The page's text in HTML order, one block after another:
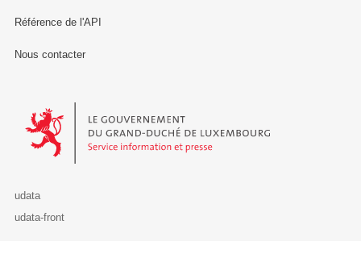
Référence de l'API
Nous contacter
Le Gouvernement du Grand-Duché de Luxembourg - Service
udata
udata-front